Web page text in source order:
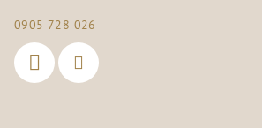
0905 728 026